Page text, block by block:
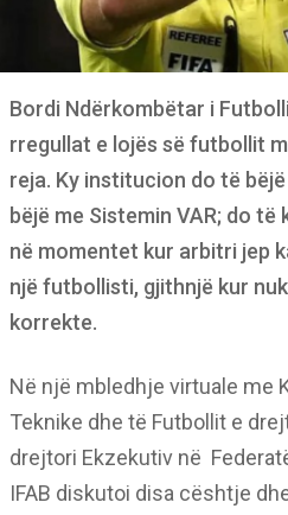
Bordi Ndërkombëtar i
rregullat e lojës së futbollit
reja. Ky institucion do të
bëjë me Sistemin VAR; do
në momentet kur arbitri jep
një futbollisti, gjithnjë kur
korrekte.
Në një mbledhje virtuale me
Teknike dhe të Futbollit e
drejtori Ekzekutiv në
IFAB diskutoi disa cështje